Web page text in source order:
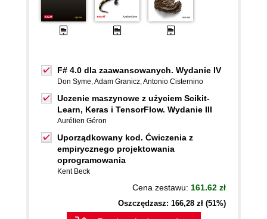
F# 4.0 dla zaawansowanych. Wydanie IV
Don Syme,Adam Granicz,Antonio Cisternino
Uczenie maszynowe z użyciem Scikit-
Learn, Keras i TensorFlow. Wydanie III
Aurélien Géron
Uporządkowany kod. Ćwiczenia z
empirycznego projektowania
oprogramowania
Kent Beck
Cena zestawu: 161.62 zł
Oszczędzasz: 166,28 zł (51%)